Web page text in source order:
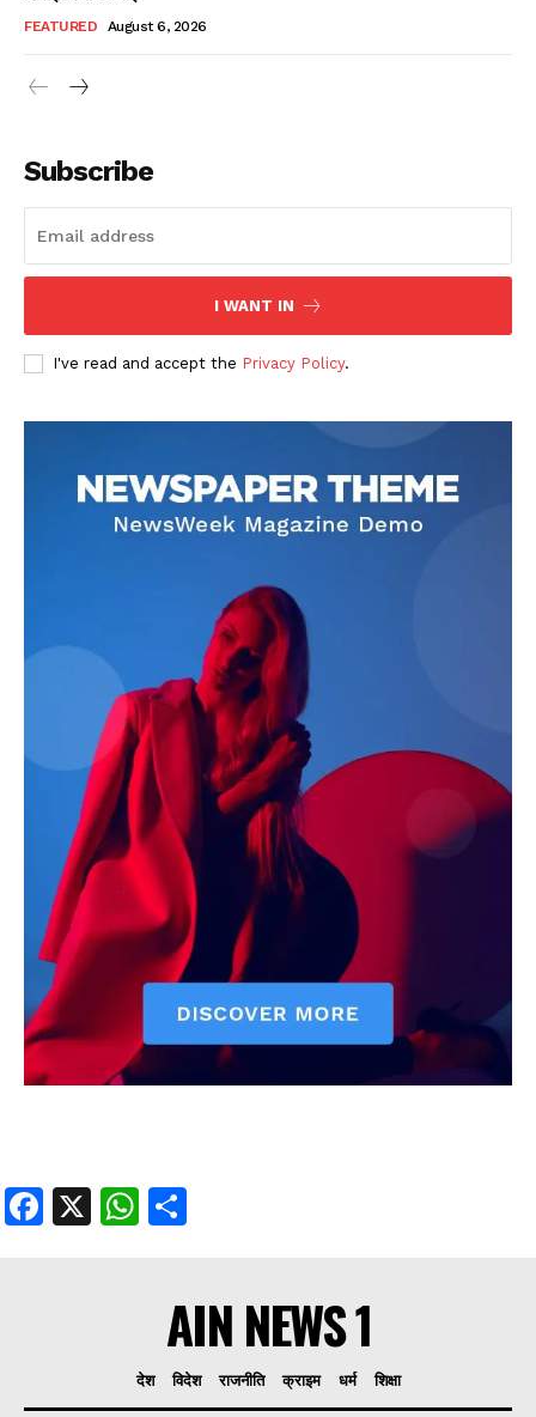
NEWS 1 App
AIN NEWS 1
Contact Us
Privacy Policy
Terms of Use Agreement
Facebook
X WhatsApp
Share
FEATURED August 6, 2026
Subscribe
I WANT IN
I've read and accept the Privacy Policy.
Facebook
X WhatsApp
AIN NEWS 1
देश विदेश राजनीति क्राइम धर्म शिक्षा